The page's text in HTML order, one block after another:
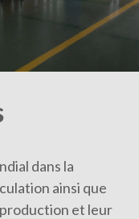
dans la
ainsi que
et leur